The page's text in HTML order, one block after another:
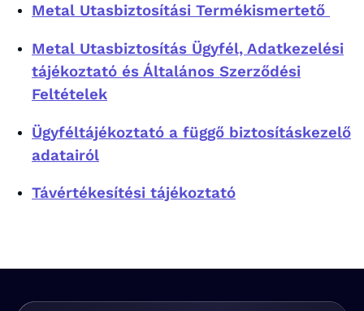
Metal Utasbiztosítási Termékismertető
Metal Utasbiztosítás Ügyfél, Adatkezelési
tájékoztató és Általános Szerződési
Feltételek
Ügyféltájékoztató a függő biztosításkezelő
adatairól
Távértékesítési tájékoztató